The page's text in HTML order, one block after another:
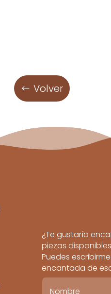
Volver
¿Te gustaría
piezas
Puedes
encantada de